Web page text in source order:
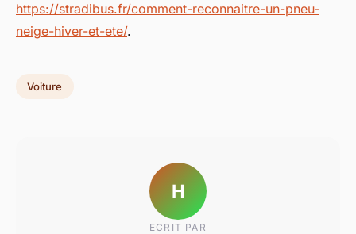
https://stradibus.fr/comment-reconnaitre-un-pneu-
neige-hiver-et-ete/.
Voiture
H
ECRIT PAR